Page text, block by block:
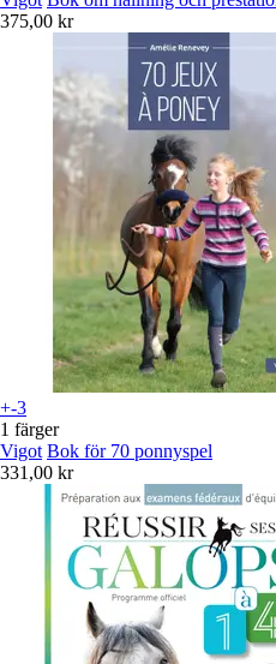
375,00 kr
+-3
1 färger
Vigot Bok för 70 ponnyspel
331,00 kr